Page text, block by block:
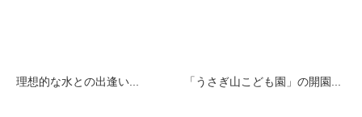
理想的な水との出逢い... 「うさぎ山こども園」の開園...